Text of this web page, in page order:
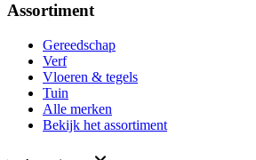
Assortiment
Gereedschap
Verf
Vloeren & tegels
Tuin
Alle merken
Bekijk het assortiment